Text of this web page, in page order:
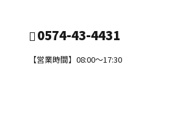
0574-43-4431
【営業時間】08:00～17:30